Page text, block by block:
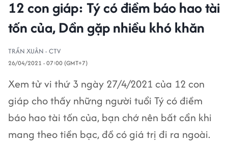
12 con giáp: Tý có điềm báo hao tài
tốn của, Dần gặp nhiều khó khăn
TRẦN XUÂN - CTV
26/04/2021 - 07:00 (GMT+7)
Xem tử vi thứ 3 ngày 27/4/2021 của 12 con
giáp cho thấy những người tuổi Tý có điềm
báo hao tài tốn của, bạn chớ nên bất cẩn khi
mang theo tiền bạc, đồ có giá trị đi ra ngoài.